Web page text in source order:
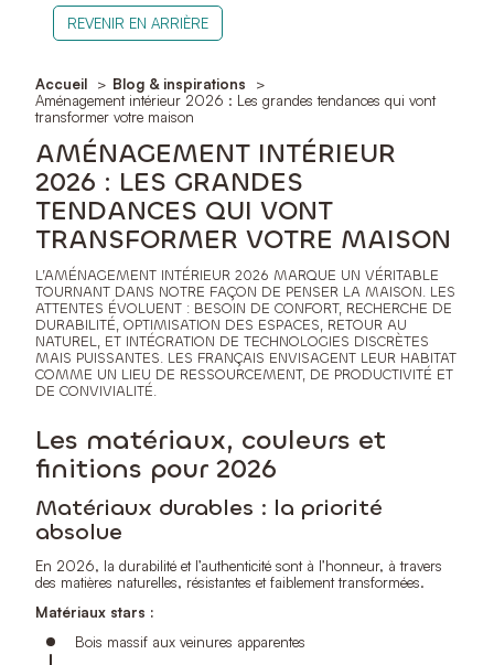
REVENIR EN ARRIÈRE
Accueil
Blog & inspirations
Aménagement intérieur 2026 : Les grandes tendances qui vont
transformer votre maison
AMÉNAGEMENT INTÉRIEUR
2026 : LES GRANDES
TENDANCES QUI VONT
TRANSFORMER VOTRE MAISON
L’AMÉNAGEMENT INTÉRIEUR 2026 MARQUE UN VÉRITABLE
TOURNANT DANS NOTRE FAÇON DE PENSER LA MAISON. LES
ATTENTES ÉVOLUENT : BESOIN DE CONFORT, RECHERCHE DE
DURABILITÉ, OPTIMISATION DES ESPACES, RETOUR AU
NATUREL, ET INTÉGRATION DE TECHNOLOGIES DISCRÈTES
MAIS PUISSANTES. LES FRANÇAIS ENVISAGENT LEUR HABITAT
COMME UN LIEU DE RESSOURCEMENT, DE PRODUCTIVITÉ ET
DE CONVIVIALITÉ.
Les matériaux, couleurs et
finitions pour 2026
Matériaux durables : la priorité
absolue
En 2026, la durabilité et l’authenticité sont à l’honneur, à travers
des matières naturelles, résistantes et faiblement transformées.
Matériaux stars :
Bois massif aux veinures apparentes